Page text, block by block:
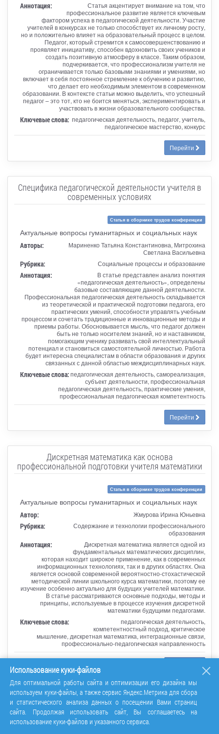
Аннотация:
Статья акцентирует внимание на том, что
профессиональное развитие является ключевым
фактором успеха в педагогической деятельности. Участие
учителей в конкурсах не только способствует их личному росту,
но и положительно влияет на образовательный процесс в целом.
Педагог, который стремится к самосовершенствованию и
проявляет инициативу, способен вдохновить своих учеников и
создать позитивную атмосферу в классе. Таким образом,
подчеркивается, что профессионализм учителя не
ограничивается только базовыми знаниями и умениями, но
включает в себя постоянное стремление к обучению и развитию,
что делает его необходимым элементом в современном
образовании. В контексте статьи можно выделить, что успешный
педагог – это тот, кто не боится меняться, экспериментировать и
участвовать в жизни образовательного сообщества.
Ключевые слова: педагогическая деятельность, педагог, учитель,
педагогическое мастерство, конкурс
Перейти
Специфика педагогической деятельности учителя в
современных условиях
Статья в сборнике трудов конференции
Актуальные вопросы гуманитарных и социальных наук
Авторы:
Мариненко Татьяна Константиновна, Митрохина
Светлана Васильевна
Рубрика: Социальные процессы и образование
Аннотация:
В статье представлен анализ понятия
«педагогическая деятельность», определены
базовые составляющие данной деятельности.
Профессиональная педагогическая деятельность складывается
из теоретической и практической подготовки педагога, его
практических умений, способности управлять учебным
процессом и сочетать традиционные и инновационные методы и
приемы работы. Обосновывается мысль, что педагог должен
быть не только носителем знаний, но и наставником,
помогающим ученику развивать свой интеллектуальный
потенциал и становиться самостоятельной личностью. Работа
будет интересна специалистам в области образования и других
связанных с данной областью междисциплинарных наук.
Ключевые слова:педагогическая деятельность, самореализация,
субъект деятельности, профессиональная
педагогическая деятельность, практические умения,
профессиональная педагогическая компетентность
Перейти
Дискретная математика как основа
профессиональной подготовки учителя математики
Статья в сборнике трудов конференции
Актуальные вопросы гуманитарных и социальных наук
Автор: Жмурова Ирина Юньевна
Рубрика:
Содержание и технологии профессионального
образования
Аннотация:
Дискретная математика является одной из
фундаментальных математических дисциплин,
которая находит широкое применение, как в современных
информационных технологиях, так и в других областях. Она
является основой современной вероятностно-стохастической
методической линии школьного курса математики, поэтому ее
изучение особенно актуально для будущих учителей математики.
В статье рассматриваются основные подходы, методы и
принципы, используемые в процессе изучения дискретной
математики будущими педагогами.
Ключевые слова:
педагогическая деятельность,
компетентностный подход, критическое
мышление, дискретная математика, интеграционные связи,
профессионально-педагогическая направленность
« 1 2 3 4 »
Использование куки-файлов
Для оптимальной работы сайта и оптимизации его дизайна мы
используем куки-файлы, а также сервис Яндекс.Метрика для сбора
и статистического анализа данных о посещении Вами страниц
сайта. Продолжая использовать сайт, Вы соглашаетесь на
использование куки-файлов и указанного сервиса.